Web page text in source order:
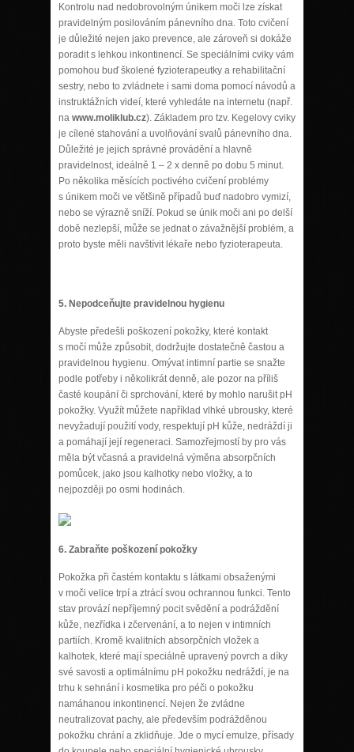
Kontrolu nad nedobrovolným únikem moči lze získat
pravidelným posilováním pánevního dna. Toto cvičení
je důležité nejen jako prevence, ale zároveň si dokáže
poradit s lehkou inkontinencí. Se speciálními cviky vám
pomohou buď školené fyzioterapeutky a rehabilitační
sestry, nebo to zvládnete i sami doma pomocí návodů a
instruktážních videí, které vyhledáte na internetu (např.
na www.moliklub.cz). Základem pro tzv. Kegelovy cviky
je cílené stahování a uvolňování svalů pánevního dna.
Důležité je jejich správné provádění a hlavně
pravidelnost, ideálně 1 – 2 x denně po dobu 5 minut.
Po několika měsících poctivého cvičení problémy
s únikem moči ve většině případů buď nadobro vymizí,
nebo se výrazně sníží. Pokud se únik moči ani po delší
době nezlepší, může se jednat o závažnější problém, a
proto byste měli navštívit lékaře nebo fyzioterapeuta.
5. Nepodceňujte pravidelnou hygienu
Abyste předešli poškození pokožky, které kontakt
s močí může způsobit, dodržujte dostatečně častou a
pravidelnou hygienu. Omývat intimní partie se snažte
podle potřeby i několikrát denně, ale pozor na příliš
časté koupání či sprchování, které by mohlo narušit pH
pokožky. Využít můžete například vlhké ubrousky, které
nevyžadují použití vody, respektují pH kůže, nedráždí ji
a pomáhají její regeneraci. Samozřejmostí by pro vás
měla být včasná a pravidelná výměna absorpčních
pomůcek, jako jsou kalhotky nebo vložky, a to
nejpozději po osmi hodinách.
6. Zabraňte poškození pokožky
Pokožka při častém kontaktu s látkami obsaženými
v moči velice trpí a ztrácí svou ochrannou funkci. Tento
stav provází nepříjemný pocit svědění a podráždění
kůže, nezřídka i zčervenání, a to nejen v intimních
partiích. Kromě kvalitních absorpčních vložek a
kalhotek, které mají speciálně upravený povrch a díky
své savosti a optimálnímu pH pokožku nedráždí, je na
trhu k sehnání i kosmetika pro péči o pokožku
namáhanou inkontinencí. Nejen že zvládne
neutralizovat pachy, ale především podrážděnou
pokožku chrání a zklidňuje. Jde o mycí emulze, přísady